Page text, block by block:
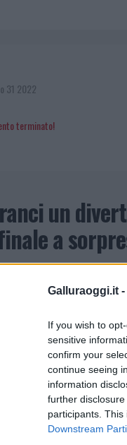
Galluraoggi.it -
If you wish to
sensitive
confirm your
continue seeing
information
further
participants.
Downstream
31 2022
terminato!
un
a